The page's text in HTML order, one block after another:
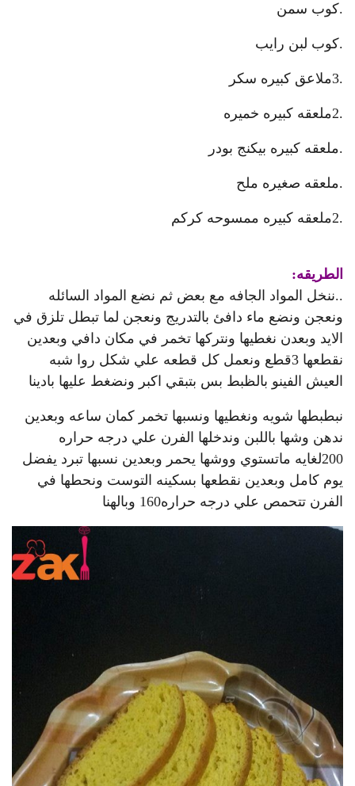
.كوب سمن
.كوب لبن رايب
.3ملاعق كبيره سكر
.2ملعقه كبيره خميره
.ملعقه كبيره بيكنج بودر
.ملعقه صغيره ملح
.2ملعقه كبيره ممسوحه كركم
الطريقه:
..ننخل المواد الجافه مع بعض ثم نضع المواد السائله
ونعجن ونضع ماء دافئ بالتدريج ونعجن لما تبطل تلزق في
الايد وبعدن نغطيها ونتركها تخمر في مكان دافي وبعدين
نقطعها 3قطع ونعمل كل قطعه علي شكل روا شبه
العيش الفينو بالظبط بس بتبقي اكبر ونضغط عليها بادينا
نبطبطها شويه ونغطيها ونسبها تخمر كمان ساعه وبعدين
ندهن وشها باللبن وندخلها الفرن علي درجه حراره
200لغايه ماتستوي ووشها يحمر وبعدين نسبها تبرد يفضل
يوم كامل وبعدين نقطعها بسكينه التوست ونحطها في
الفرن تتحمص علي درجه حراره160 وبالهنا